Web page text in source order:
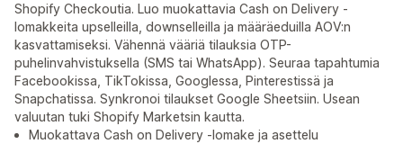
Shopify Checkoutia. Luo muokattavia Cash on Delivery -
lomakkeita upselleilla, downselleilla ja määräeduilla AOV:n
kasvattamiseksi. Vähennä vääriä tilauksia OTP-
puhelinvahvistuksella (SMS tai WhatsApp). Seuraa tapahtumia
Facebookissa, TikTokissa, Googlessa, Pinterestissä ja
Snapchatissa. Synkronoi tilaukset Google Sheetsiin. Usean
valuutan tuki Shopify Marketsin kautta.
Muokattava Cash on Delivery -lomake ja asettelu